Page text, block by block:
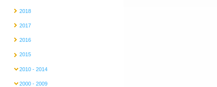
2018
2017
2016
2015
2010 - 2014
2000 - 2009